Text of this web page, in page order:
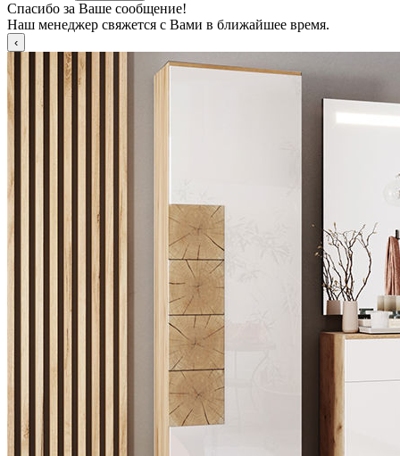
Спасибо за Ваше сообщение!
Наш менеджер свяжется с Вами в ближайшее время.